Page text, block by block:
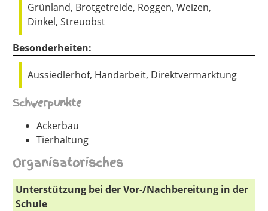
Grünland, Brotgetreide, Roggen, Weizen,
Dinkel, Streuobst
Besonderheiten:
Aussiedlerhof, Handarbeit, Direktvermarktung
Schwerpunkte
Ackerbau
Tierhaltung
Organisatorisches
Unterstützung bei der Vor-/Nachbereitung in der
Schule